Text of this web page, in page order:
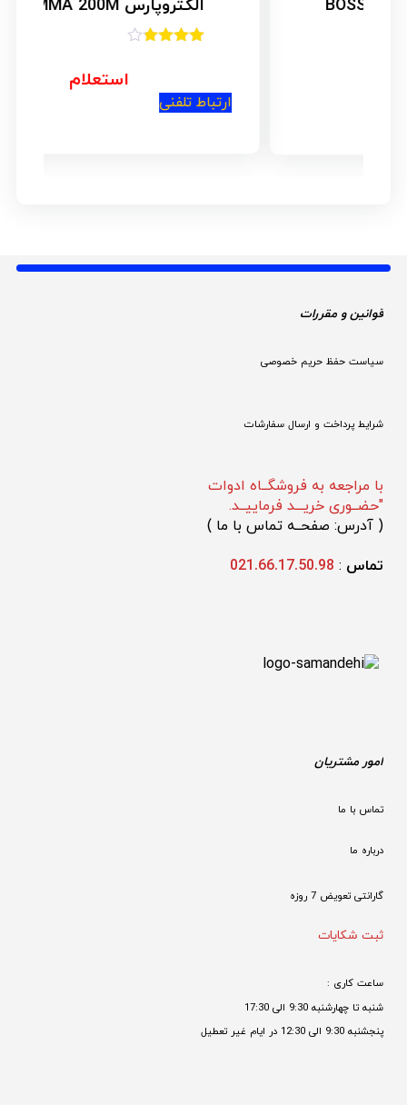
قوانین و مقررات
سیاست حفظ حریم خصوصی
شرایط پرداخت و ارسال سفارشات
با مراجعه به فروشگــاه ادوات
"حضــوری خریـــد فرماییــد.
( آدرس: صفحــه تماس با ما )
تماس :
021.66.17.50.98
امور مشتریان
تماس با ما
درباره ما
گارانتی تعویض 7 روزه
ثبت شکایات
ساعت کاری :
شنبه تا چهارشنبه 9:30 الی 17:30
پنجشنبه 9:30 الی 12:30 در ایام غیر تعطیل